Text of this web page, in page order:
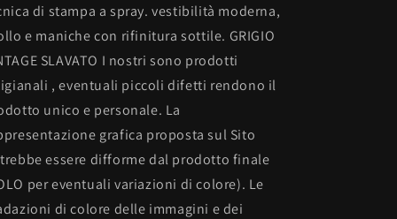
di stampa a spray. vestibilità moderna,
e maniche con rifinitura sottile. GRIGIO
SLAVATO I nostri sono prodotti
, eventuali piccoli difetti rendono il
unico e personale. La
grafica proposta sul Sito
essere difforme dal prodotto finale
per eventuali variazioni di colore). Le
di colore delle immagini e dei